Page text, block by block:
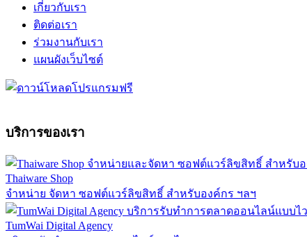
เกี่ยวกับเรา
ติดต่อเรา
ร่วมงานกับเรา
แผนผังเว็บไซต์
บริการของเรา
Thaiware Shop
จำหน่าย จัดหา ซอฟต์แวร์ลิขสิทธิ์ สำหรับองค์กร ฯลฯ
TumWai Digital Agency